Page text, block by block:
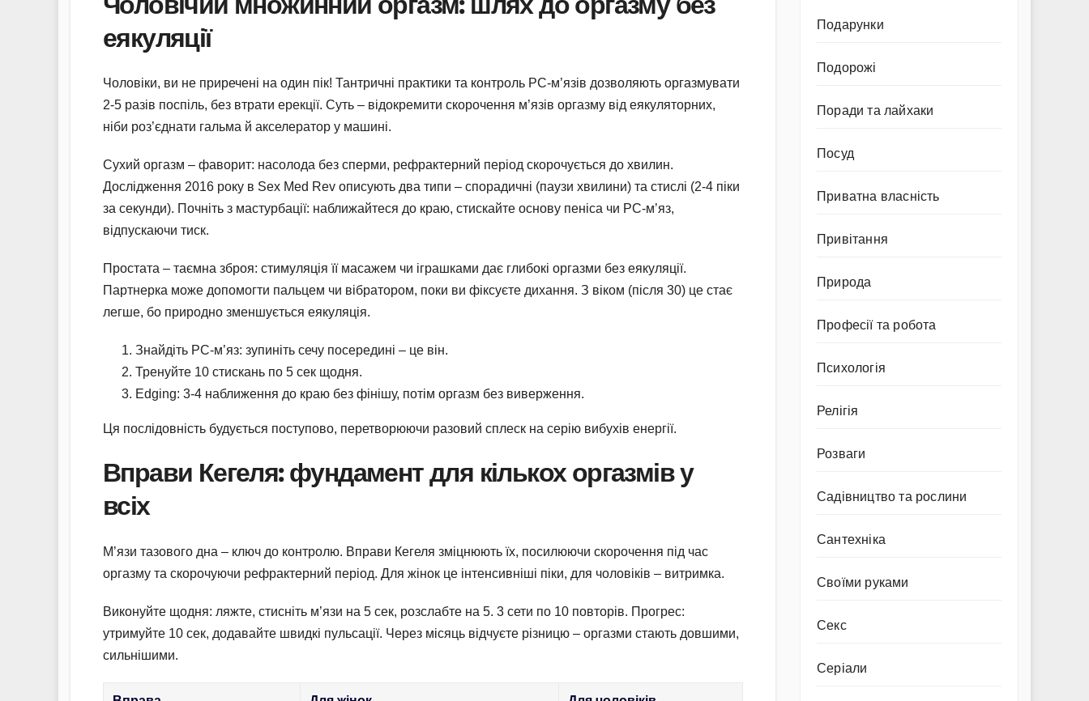
еякуляції
Чоловіки, ви не приречені на один пік! Тантричні практики та контроль PC-м’язів дозволяють оргазмувати
2-5 разів поспіль, без втрати ерекції. Суть – відокремити скорочення м’язів оргазму від еякуляторних,
ніби роз’єднати гальма й акселератор у машині.
Сухий оргазм – фаворит: насолода без сперми, рефрактерний період скорочується до хвилин.
Дослідження 2016 року в Sex Med Rev описують два типи – спорадичні (паузи хвилини) та стислі (2-4 піки
за секунди). Почніть з мастурбації: наближайтеся до краю, стискайте основу пеніса чи PC-м’яз,
відпускаючи тиск.
Простата – таємна зброя: стимуляція її масажем чи іграшками дає глибокі оргазми без еякуляції.
Партнерка може допомогти пальцем чи вібратором, поки ви фіксуєте дихання. З віком (після 30) це стає
легше, бо природно зменшується еякуляція.
Знайдіть PC-м’яз: зупиніть сечу посередині – це він.
Тренуйте 10 стискань по 5 сек щодня.
Edging: 3-4 наближення до краю без фінішу, потім оргазм без виверження.
Ця послідовність будується поступово, перетворюючи разовий сплеск на серію вибухів енергії.
Вправи Кегеля: фундамент для кількох оргазмів у
всіх
М’язи тазового дна – ключ до контролю. Вправи Кегеля зміцнюють їх, посилюючи скорочення під час
оргазму та скорочуючи рефрактерний період. Для жінок це інтенсивніші піки, для чоловіків – витримка.
Виконуйте щодня: ляжте, стисніть м’язи на 5 сек, розслабте на 5. 3 сети по 10 повторів. Прогрес:
утримуйте 10 сек, додавайте швидкі пульсації. Через місяць відчуєте різницю – оргазми стають довшими,
сильнішими.
Подарунки
Подорожі
Поради та лайхаки
Посуд
Приватна власність
Привітання
Природа
Професії та робота
Психологія
Релігія
Розваги
Садівництво та рослини
Сантехніка
Своїми руками
Секс
Серіали